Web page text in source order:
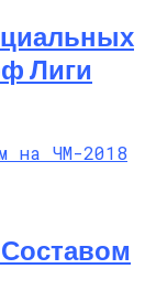
Лиги